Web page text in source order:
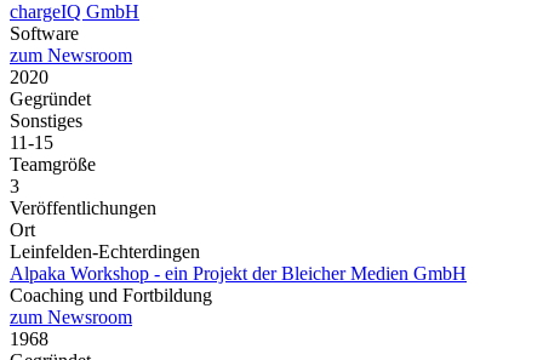
chargeIQ GmbH
Software
zum Newsroom
2020
Gegründet
Sonstiges
11-15
Teamgröße
3
Veröffentlichungen
Ort
Leinfelden-Echterdingen
Alpaka Workshop - ein Projekt der Bleicher Medien GmbH
Coaching und Fortbildung
zum Newsroom
1968